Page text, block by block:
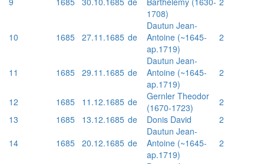
1708)
10 1685 27.11.1685 de
Dautun Jean-
Antoine (~1645-
ap.1719)
2
11 1685 29.11.1685 de
Dautun Jean-
Antoine (~1645-
ap.1719)
2
12 1685 11.12.1685 de
Gernler Theodor
(1670-1723)
2
13
1685 13.12.1685 de Donis David
2
14
1685 20.12.1685 de
Dautun Jean-
Antoine (~1645-
ap.1719)
2